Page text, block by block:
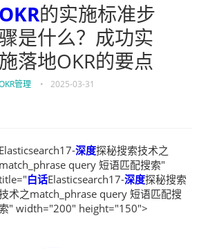
OKR的实施标准步
是什么？成功实
施落地OKR的要点
管理 • 2025-03-31
Elasticsearch17-深度探秘搜索技术之
match_phrase query 短语匹配搜索"
白话Elasticsearch17-深度探秘搜索
术之match_phrase query 短语匹配搜
索" width="200" height="150">